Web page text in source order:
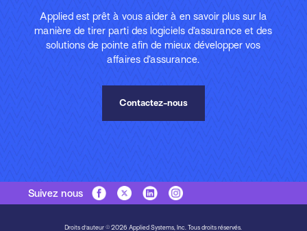
Applied est prêt à vous aider à en savoir plus sur la
manière de tirer parti des logiciels d’assurance et des
solutions de pointe afin de mieux développer vos
affaires d’assurance.
Contactez-nous
Suivez nous
Droits d'auteur © 2026 Applied Systems, Inc. Tous droits réservés.